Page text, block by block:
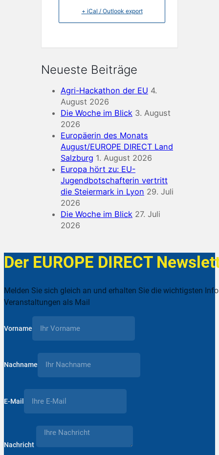
+ iCal / Outlook export
Neueste Beiträge
Agri-Hackathon der EU 4.
August 2026
Die Woche im Blick 3. August
2026
Europäerin des Monats
August/EUROPE DIRECT Land
Salzburg 1. August 2026
Europa hört zu: EU-
Jugendbotschafterin vertritt
die Steiermark in Lyon 29. Juli
2026
Die Woche im Blick 27. Juli
2026
Der EUROPE DIRECT
Melden Sie sich gleich an und erhalten Sie die wichtigsten
Veranstaltungen als Mail
Vorname
Nachname
E-Mail
Nachricht